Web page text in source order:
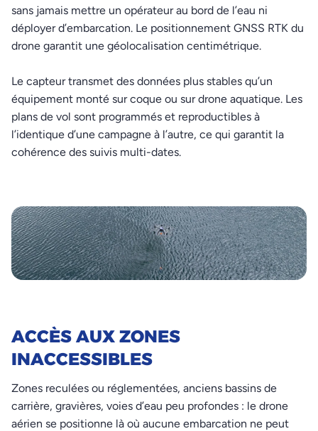
sans jamais mettre un opérateur au bord de l’eau ni
déployer d’embarcation. Le positionnement GNSS RTK du
drone garantit une géolocalisation centimétrique.
Le capteur transmet des données plus stables qu’un
équipement monté sur coque ou sur drone aquatique. Les
plans de vol sont programmés et reproductibles à
l’identique d’une campagne à l’autre, ce qui garantit la
cohérence des suivis multi-dates.
ACCÈS AUX ZONES
INACCESSIBLES
Zones reculées ou réglementées, anciens bassins de
carrière, gravières, voies d’eau peu profondes : le drone
aérien se positionne là où aucune embarcation ne peut